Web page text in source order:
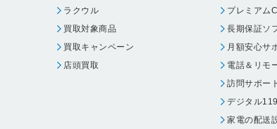
ラクウル
買取対象商品
買取キャンペーン
店頭買取
プレミアム
長期保証ソ
月額安心サ
電話＆リモ
訪問サポー
デジタル
家電の配送